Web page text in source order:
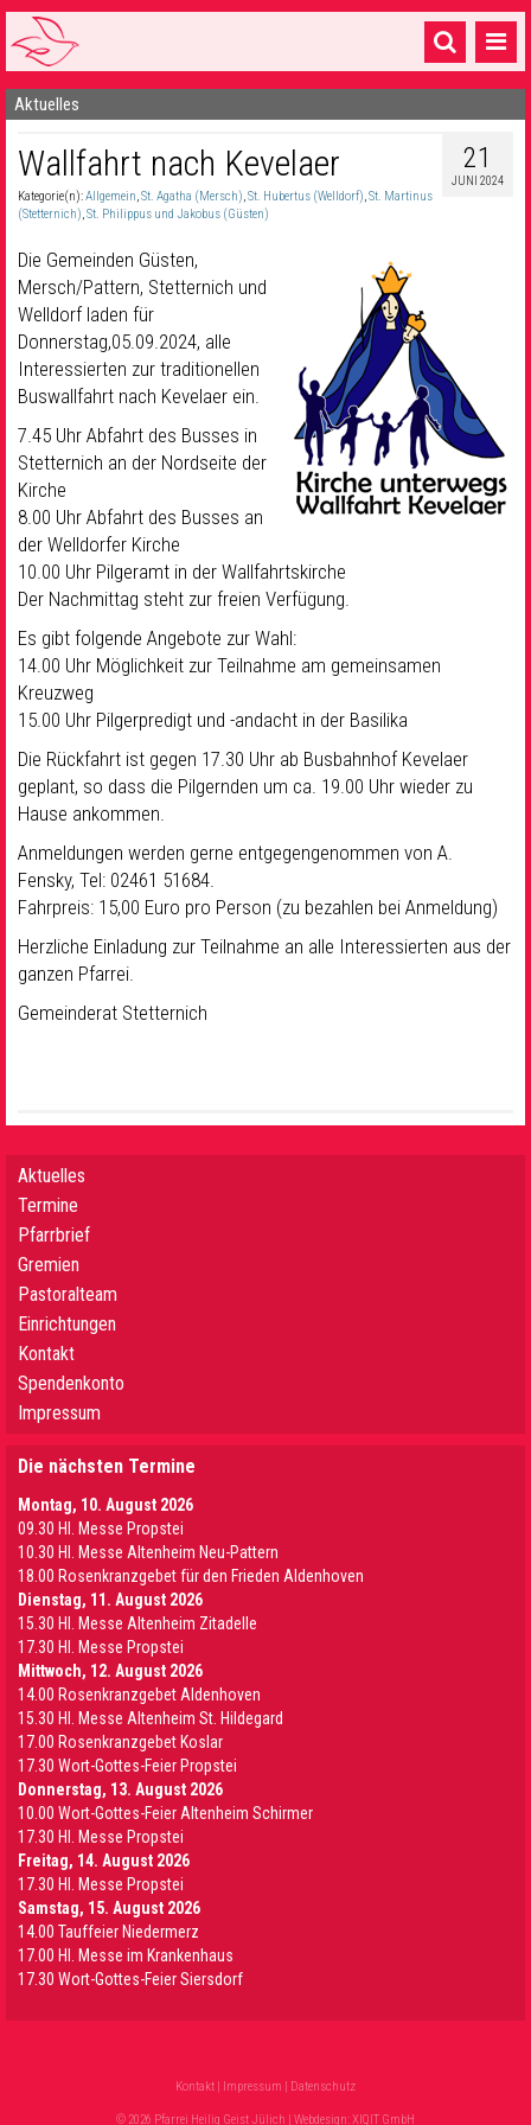
Startseite
1 Pfarrei
16 Gemeinden & mehr
Gottesdienste & Sinnsuche
Sakramente & Feste
Gemeinschaft & Soziales
Musik& Kultur
Seelsorge & Kontakt
Aktuelles
21
JUNI 2024
Wallfahrt nach Kevelaer
Kategorie(n):Allgemein,St. Agatha (Mersch),St. Hubertus (Welldorf),St. Martinus
(Stetternich),St. Philippus und Jakobus (Güsten)
Die Gemeinden Güsten,
Mersch/Pattern, Stetternich und
Welldorf laden für
Donnerstag,05.09.2024, alle
Interessierten zur traditionellen
Buswallfahrt nach Kevelaer ein.
7.45 Uhr Abfahrt des Busses in
Stetternich an der Nordseite der
Kirche
8.00 Uhr Abfahrt des Busses an
der Welldorfer Kirche
10.00 Uhr Pilgeramt in der Wallfahrtskirche
Der Nachmittag steht zur freien Verfügung.
Es gibt folgende Angebote zur Wahl:
14.00 Uhr Möglichkeit zur Teilnahme am gemeinsamen
Kreuzweg
15.00 Uhr Pilgerpredigt und -andacht in der Basilika
Die Rückfahrt ist gegen 17.30 Uhr ab Busbahnhof Kevelaer
geplant, so dass die Pilgernden um ca. 19.00 Uhr wieder zu
Hause ankommen.
Anmeldungen werden gerne entgegengenommen von A.
Fensky, Tel: 02461 51684.
Fahrpreis: 15,00 Euro pro Person (zu bezahlen bei Anmeldung)
Herzliche Einladung zur Teilnahme an alle Interessierten aus der
ganzen Pfarrei.
Gemeinderat Stetternich
Aktuelles
Termine
Pfarrbrief
Gremien
Pastoralteam
Einrichtungen
Kontakt
Spendenkonto
Impressum
Die nächsten Termine
Montag, 10. August 2026
09.30 Hl. Messe Propstei
10.30 Hl. Messe Altenheim Neu-Pattern
18.00 Rosenkranzgebet für den Frieden Aldenhoven
Dienstag, 11. August 2026
15.30 Hl. Messe Altenheim Zitadelle
17.30 Hl. Messe Propstei
Mittwoch, 12. August 2026
14.00 Rosenkranzgebet Aldenhoven
15.30 Hl. Messe Altenheim St. Hildegard
17.00 Rosenkranzgebet Koslar
17.30 Wort-Gottes-Feier Propstei
Donnerstag, 13. August 2026
10.00 Wort-Gottes-Feier Altenheim Schirmer
17.30 Hl. Messe Propstei
Freitag, 14. August 2026
17.30 Hl. Messe Propstei
Samstag, 15. August 2026
14.00 Tauffeier Niedermerz
17.00 Hl. Messe im Krankenhaus
17.30 Wort-Gottes-Feier Siersdorf
Kontakt | Impressum | Datenschutz
© 2026 Pfarrei Heilig Geist Jülich | Webdesign:XIQIT GmbH